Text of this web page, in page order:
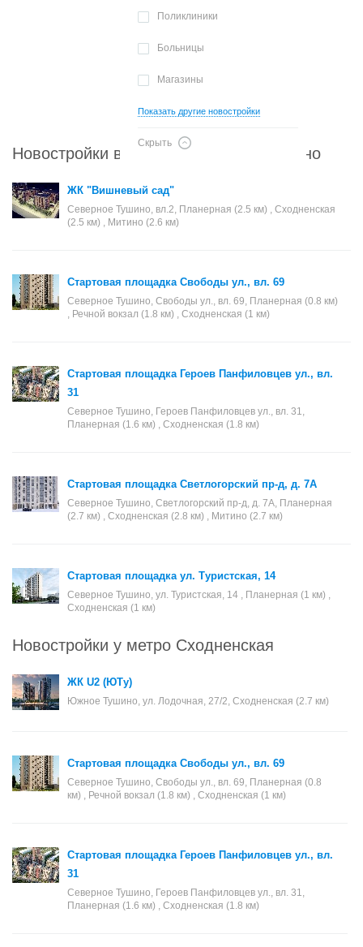
Поликлиники
Больницы
Магазины
Показать другие новостройки
Скрыть
Новостройки в районе Северное Тушино
ЖК "Вишневый сад"
Северное Тушино, вл.2, Планерная (2.5 км) , Сходненская
(2.5 км) , Митино (2.6 км)
Стартовая площадка Свободы ул., вл. 69
Северное Тушино, Свободы ул., вл. 69, Планерная (0.8 км)
, Речной вокзал (1.8 км) , Сходненская (1 км)
Стартовая площадка Героев Панфиловцев ул., вл.
31
Северное Тушино, Героев Панфиловцев ул., вл. 31,
Планерная (1.6 км) , Сходненская (1.8 км)
Стартовая площадка Светлогорский пр-д, д. 7А
Северное Тушино, Светлогорский пр-д, д. 7А, Планерная
(2.7 км) , Сходненская (2.8 км) , Митино (2.7 км)
Стартовая площадка ул. Туристская, 14
Северное Тушино, ул. Туристская, 14 , Планерная (1 км) ,
Сходненская (1 км)
Новостройки у метро Сходненская
ЖК U2 (ЮТу)
Южное Тушино, ул. Лодочная, 27/2, Сходненская (2.7 км)
Стартовая площадка Свободы ул., вл. 69
Северное Тушино, Свободы ул., вл. 69, Планерная (0.8
км) , Речной вокзал (1.8 км) , Сходненская (1 км)
Стартовая площадка Героев Панфиловцев ул., вл.
31
Северное Тушино, Героев Панфиловцев ул., вл. 31,
Планерная (1.6 км) , Сходненская (1.8 км)